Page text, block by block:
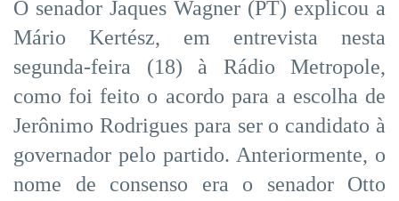
O senador Jaques Wagner (PT) explicou a
Mário Kertész, em entrevista nesta
segunda-feira (18) à Rádio Metropole,
como foi feito o acordo para a escolha de
Jerônimo Rodrigues para ser o candidato à
governador pelo partido. Anteriormente, o
nome de consenso era o senador Otto